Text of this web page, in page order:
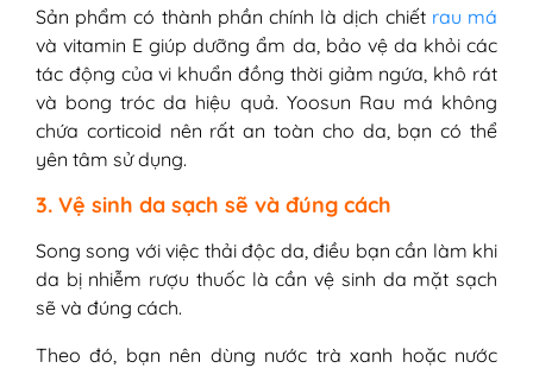
Sản phẩm có thành phần chính là dịch chiết rau má
và vitamin E giúp dưỡng ẩm da, bảo vệ da khỏi các
tác động của vi khuẩn đồng thời giảm ngứa, khô rát
và bong tróc da hiệu quả. Yoosun Rau má không
chứa corticoid nên rất an toàn cho da, bạn có thể
yên tâm sử dụng.
3. Vệ sinh da sạch sẽ và đúng cách
Song song với việc thải độc da, điều bạn cần làm khi
da bị nhiễm rượu thuốc là cần vệ sinh da mặt sạch
sẽ và đúng cách.
Theo đó, bạn nên dùng nước trà xanh hoặc nước